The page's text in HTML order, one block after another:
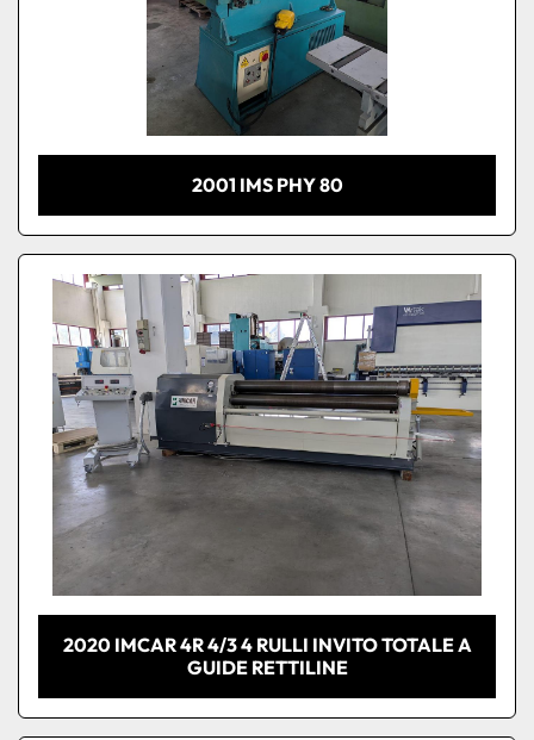
2001 IMS PHY 80
2020 IMCAR 4R 4/3 4 RULLI INVITO TOTALE A
GUIDE RETTILINE